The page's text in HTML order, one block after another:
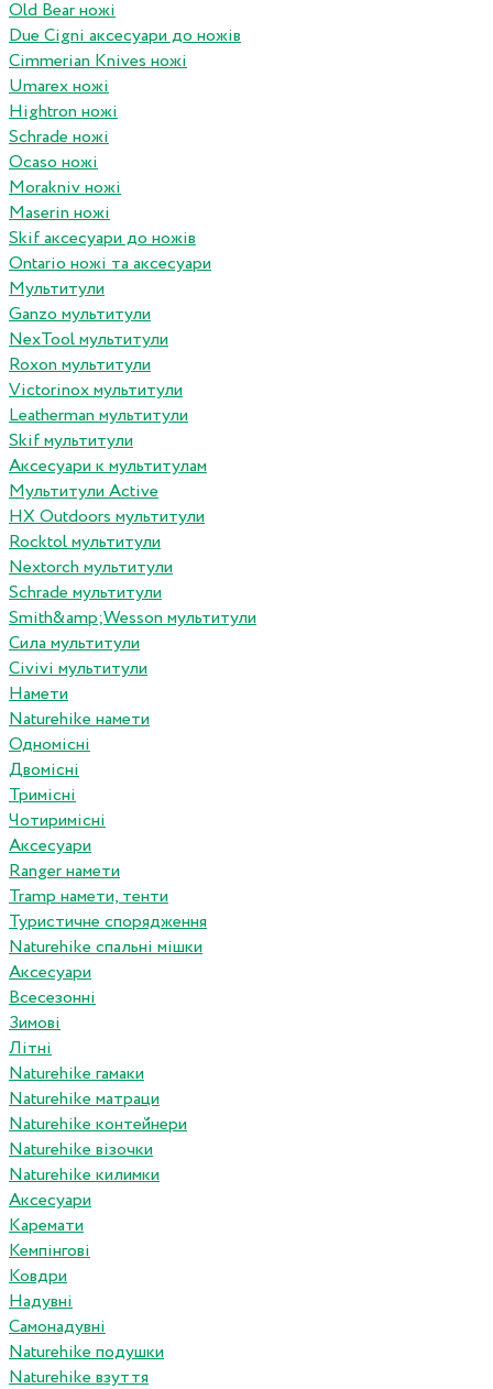
Old Bear ножі
Due Cigni аксесуари до ножів
Cimmerian Knives ножі
Umarex ножі
Hightron ножі
Schrade ножі
Ocaso ножі
Morakniv ножі
Maserin ножі
Skif аксесуари до ножів
Ontario ножі та аксесуари
Мультитули
Ganzo мультитули
NexTool мультитули
Roxon мультитули
Victorinox мультитули
Leatherman мультитули
Skif мультитули
Аксесуари к мультитулам
Мультитули Active
HX Outdoors мультитули
Rocktol мультитули
Nextorch мультитули
Schrade мультитули
Smith&amp;Wesson мультитули
Сила мультитули
Civivi мультитули
Намети
Naturehike намети
Одномісні
Двомісні
Тримісні
Чотиримісні
Аксесуари
Ranger намети
Tramp намети, тенти
Туристичне спорядження
Naturehike спальні мішки
Аксесуари
Всесезонні
Зимові
Літні
Naturehike гамаки
Naturehike матраци
Naturehike контейнери
Naturehike візочки
Naturehike килимки
Аксесуари
Каремати
Кемпінгові
Ковдри
Надувні
Самонадувні
Naturehike подушки
Naturehike взуття